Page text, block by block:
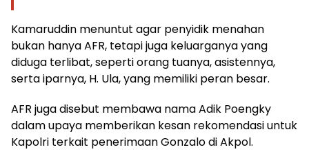
Kamaruddin menuntut agar penyidik menahan
bukan hanya AFR, tetapi juga keluarganya yang
diduga terlibat, seperti orang tuanya, asistennya,
serta iparnya, H. Ula, yang memiliki peran besar.
AFR juga disebut membawa nama Adik Poengky
dalam upaya memberikan kesan rekomendasi untuk
Kapolri terkait penerimaan Gonzalo di Akpol.